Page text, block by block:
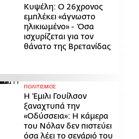
Κυψέλη: Ο 26χρονος
εμπλέκει «άγνωστο
ηλικιωμένο» - Όσα
ισχυρίζεται για τον
θάνατο της Βρετανίδας
ΠΟΛΙΤΙΣΜΟΣ
Η Έμιλι Γουίλσον
ξαναχτυπά την
«Οδύσσεια»: Η κάμερα
του Νόλαν δεν πιστεύει
όσα λέει το σενάριό του